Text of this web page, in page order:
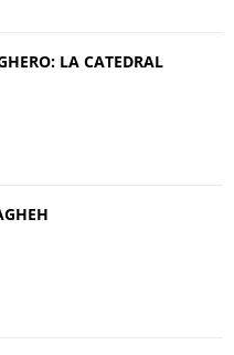
LA CATEDRAL